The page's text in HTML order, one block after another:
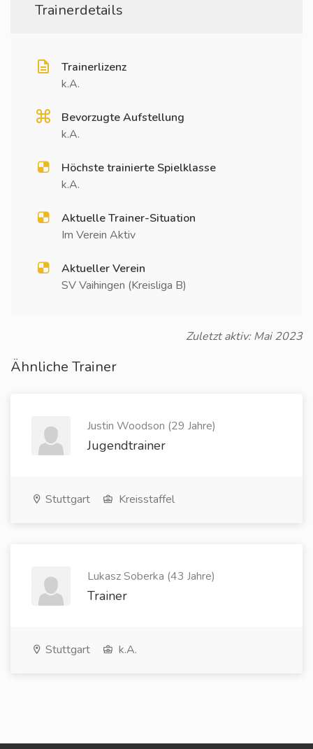
Trainerdetails
Trainerlizenz
k.A.
Bevorzugte Aufstellung
k.A.
Höchste trainierte Spielklasse
k.A.
Aktuelle Trainer-Situation
Im Verein Aktiv
Aktueller Verein
SV Vaihingen (Kreisliga B)
Zuletzt aktiv: Mai 2023
Ähnliche Trainer
Justin Woodson (29 Jahre)
Jugendtrainer
Stuttgart Kreisstaffel
Lukasz Soberka (43 Jahre)
Trainer
Stuttgart k.A.